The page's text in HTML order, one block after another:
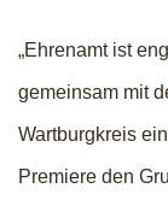
„Ehrenamt ist
gemeinsam mit
Wartburgkreis
Premiere den